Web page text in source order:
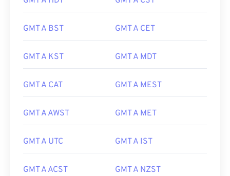
GMT A BST GMT A CET
GMT A KST GMT A MDT
GMT A CAT GMT A MEST
GMT A AWST GMT A MET
GMT A UTC GMT A IST
GMT A ACST GMT A NZST